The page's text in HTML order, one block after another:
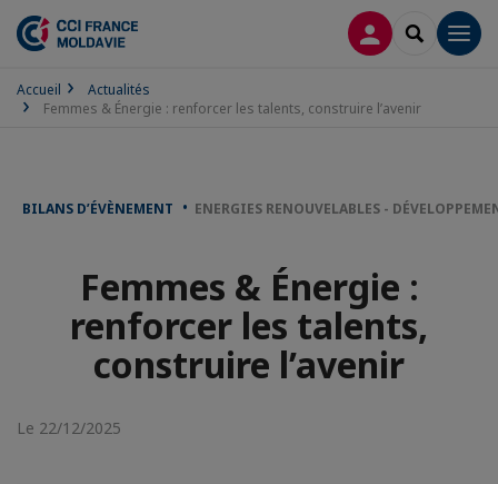
CONNEXION
Accueil
Actualités
Femmes & Énergie : renforcer les talents, construire l’avenir
BILANS D’ÉVÈNEMENT ENERGIES RENOUVELABLES -
Femmes & Énergie :
renforcer les talents,
construire l’avenir
Le 22/12/2025